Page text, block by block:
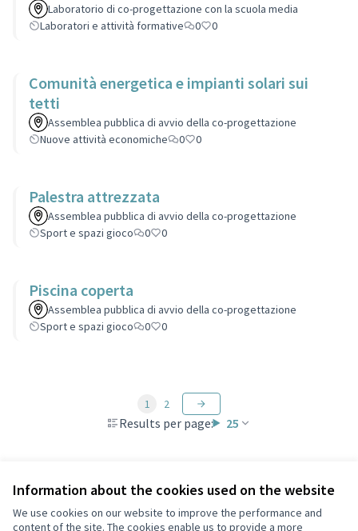
Information about the cookies used on the website
We use cookies on our website to improve the performance and
content of the site. The cookies enable us to provide a more
Laboratorio di co-progettazione con la scuola media
Laboratori e attività formative
0 0
Comunità energetica e impianti solari sui
tetti
Assemblea pubblica di avvio della co-progettazione
Nuove attività economiche
0 0
Palestra attrezzata
Assemblea pubblica di avvio della co-progettazione
Sport e spazi gioco
0 0
Piscina coperta
Assemblea pubblica di avvio della co-progettazione
Sport e spazi gioco
0 0
Results per page: 25
1 2
Cookie settings